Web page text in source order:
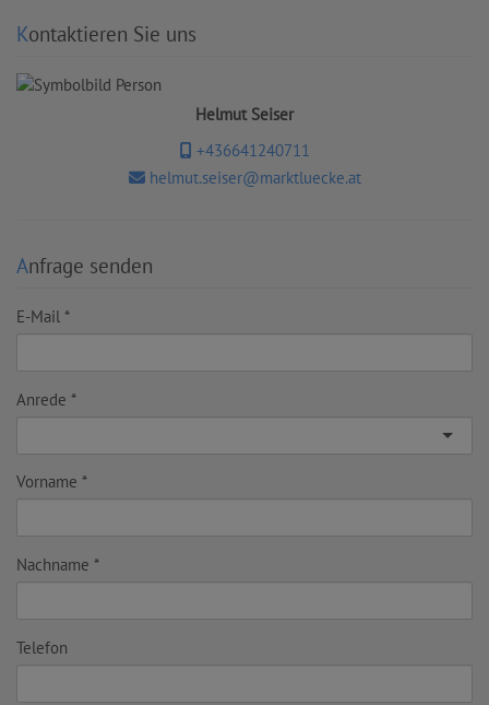
Kontaktieren Sie uns
Helmut Seiser
+436641240711
helmut.seiser@marktluecke.at
Anfrage senden
E-Mail
Anrede
Vorname
Nachname
Telefon